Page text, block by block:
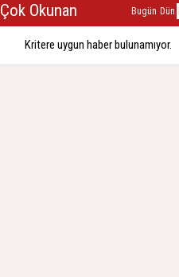
Çok Okunan Bugün Dün
Kritere uygun haber bulunamıyor.